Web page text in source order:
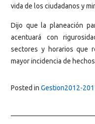
vida de los ciudadanos y
Dijo que la planeación
acentuará con
sectores y horarios que
mayor incidencia de
Posted in Gestion2012-